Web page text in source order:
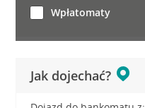
Jak dojechać?
Wpłatomaty